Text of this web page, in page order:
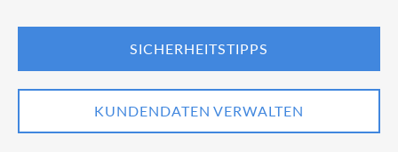
SICHERHEITSTIPPS
KUNDENDATEN VERWALTEN